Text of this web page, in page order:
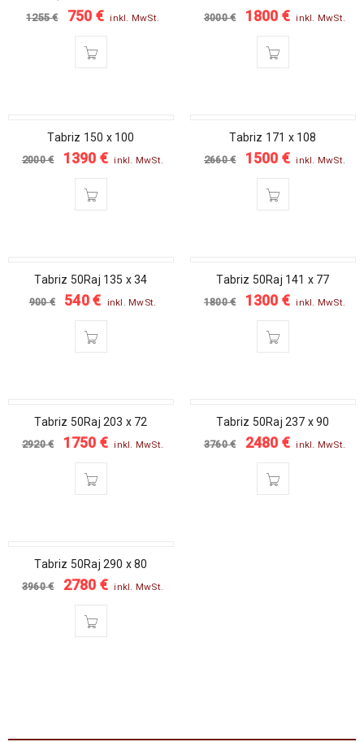
1255€ 750 € inkl. MwSt. 3000€ 1800 € inkl. MwSt.
Tabriz 150 x 100
2000€ 1390 € inkl. MwSt.
Tabriz 171 x 108
2660€ 1500 € inkl. MwSt.
SALETabriz 50Raj 135 x 34
900€ 540€ inkl. MwSt.
SALETabriz 50Raj 141 x 77
1800€ 1300 € inkl. MwSt.
SALETabriz 50Raj 203 x 72
2920€ 1750 € inkl. MwSt.
SALETabriz 50Raj 237 x 90
3760€ 2480 € inkl. MwSt.
SALETabriz 50Raj 290 x 80
3960€ 2780 € inkl. MwSt.